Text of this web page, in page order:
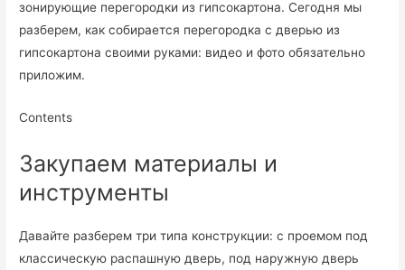
зонирующие перегородки из гипсокартона. Сегодня мы
разберем, как собирается перегородка с дверью из
гипсокартона своими руками: видео и фото обязательно
приложим.
Contents
Закупаем материалы и
инструменты
Давайте разберем три типа конструкции: с проемом под
классическую распашную дверь, под наружную дверь